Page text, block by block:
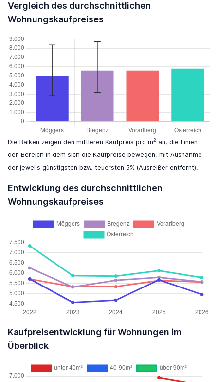
Vergleich des durchschnittlichen
Wohnungskaufpreises
Die Balken zeigen den mittleren Kaufpreis pro m2 an, die Linien
den Bereich in dem sich die Kaufpreise bewegen, mit Ausnahme
der jeweils günstigsten bzw. teuersten 5% (Ausreißer entfernt).
Entwicklung des durchschnittlichen
Wohnungskaufpreises
Kaufpreisentwicklung für Wohnungen im
Überblick